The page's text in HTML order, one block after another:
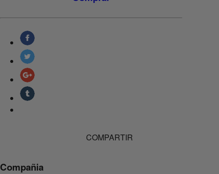
COMPARTIR
Compañia